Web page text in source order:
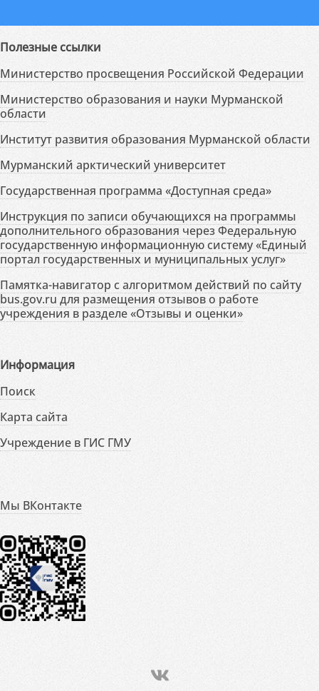
Полезные ссылки
Министерство просвещения Российской Федерации
Министерство образования и науки Мурманской
области
Институт развития образования Мурманской области
Мурманский арктический университет
Государственная программа «Доступная среда»
Инструкция по записи обучающихся на программы
дополнительного образования через Федеральную
государственную информационную систему «Единый
портал государственных и муниципальных услуг»
Памятка-навигатор с алгоритмом действий по сайту
bus.gov.ru для размещения отзывов о работе
учреждения в разделе «Отзывы и оценки»
Информация
Поиск
Карта сайта
Учреждение в ГИС ГМУ
Мы ВКонтакте